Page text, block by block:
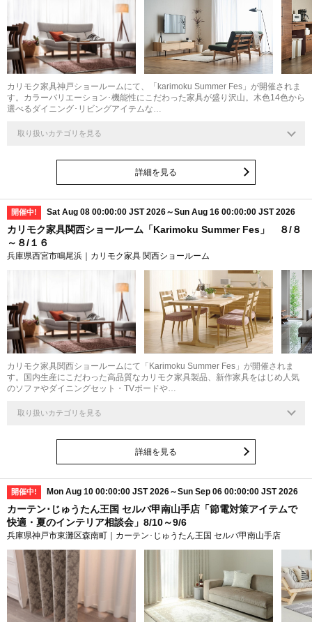
カリモク家具神戸ショールームにて、「karimoku Summer Fes」が開催されま
す。カラーバリエーション･機能性にこだわった家具が盛り沢山。木色14色から
選べるダイニング･リビングアイテムな…
取り扱いカテゴリを見る
詳細を見る
開催中! Sat Aug 08 00:00:00 JST 2026～Sun Aug 16 00:00:00 JST 2026
カリモク家具関西ショールーム「Karimoku Summer Fes」 ８/８
～８/１６
兵庫県西宮市鳴尾浜｜カリモク家具 関西ショールーム
カリモク家具関西ショールームにて「Karimoku Summer Fes」が開催されま
す。国内生産にこだわった高品質なカリモク家具製品、新作家具をはじめ人気
のソファやダイニングセット・TVボードや…
取り扱いカテゴリを見る
詳細を見る
開催中! Mon Aug 10 00:00:00 JST 2026～Sun Sep 06 00:00:00 JST 2026
カーテン･じゅうたん王国 セルバ甲南山手店「節電対策アイテムで
快適・夏のインテリア相談会」8/10～9/6
兵庫県神戸市東灘区森南町｜カーテン･じゅうたん王国 セルバ甲南山手店